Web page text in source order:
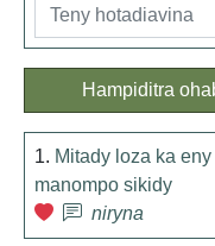
Hampiditra
1. Mitady loza ka
manompo sikidy
niryna